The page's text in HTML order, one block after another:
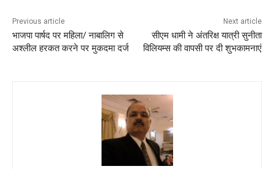
Previous article
भाजपा पार्षद पर महिला/ नाबालिग से
अश्लील हरकत करने पर मुकदमा दर्ज
Next article
सीएम धामी ने अंतरिक्ष यात्री सुनीता
विलियम्स की वापसी पर दी शुभकामनाएं